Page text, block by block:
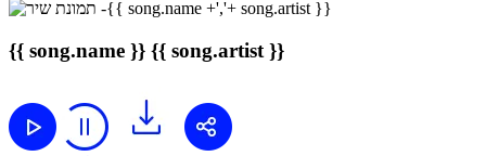
{{ song.name }} {{ song.artist }}